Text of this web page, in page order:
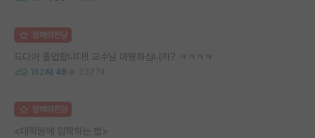
명예의전당
드디어 졸업합니다!! 교수님 마땅하십니까? ㅋㅋㅋㅋ
162 48 33774
명예의전당
<대학원에 입학하는 법>